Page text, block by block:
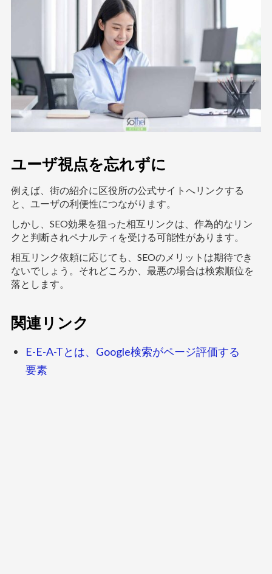
ユーザ視点を忘れずに
例えば、街の紹介に区役所の公式サイトへリンクする
と、ユーザの利便性につながります。
しかし、SEO効果を狙った相互リンクは、作為的なリン
クと判断されペナルティを受ける可能性があります。
相互リンク依頼に応じても、SEOのメリットは期待でき
ないでしょう。それどころか、最悪の場合は検索順位を
落とします。
関連リンク
E-E-A-Tとは、Google検索がページ評価する
要素